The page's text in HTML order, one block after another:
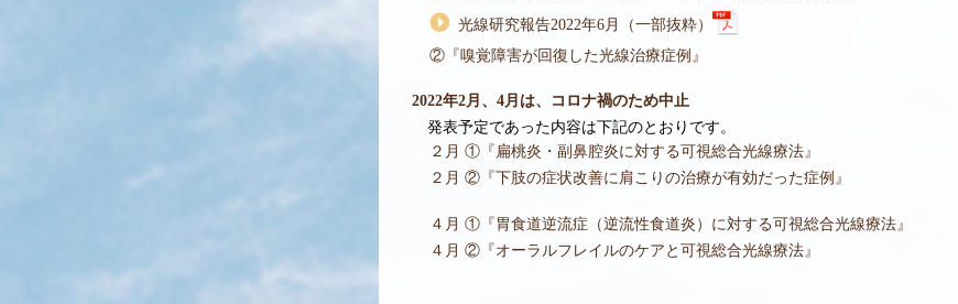
光線研究報告2022年6月（一部抜粋）
②『嗅覚障害が回復した光線治療症例』
2022年2月、4月は、コロナ禍のため中止
発表予定であった内容は下記のとおりです。
２月①『扁桃炎・副鼻腔炎に対する可視総合光線療法』
２月②『下肢の症状改善に肩こりの治療が有効だった症例』
４月①『胃食道逆流症（逆流性食道炎）に対する可視総合光線療法』
４月②『オーラルフレイルのケアと可視総合光線療法』